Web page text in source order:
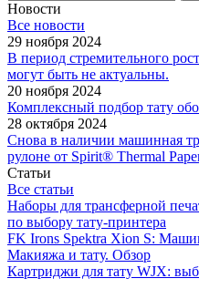
Новости
Все новости
29 ноября 2024
В период стремительного
могут быть не актуальны.
20 ноября 2024
Комплексный подбор тату
28 октября 2024
Снова в наличии машинная
рулоне от Spirit® Thermal
Статьи
Все статьи
Наборы для трансферной
по выбору тату‑принтера
FK Irons Spektra Xion S:
Макияжа и тату. Обзор
Картриджи для тату WJX: